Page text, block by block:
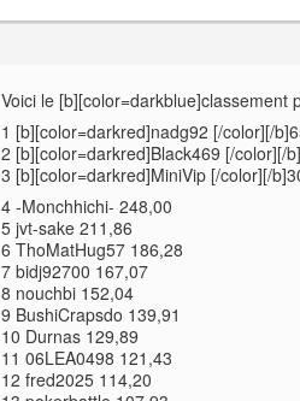
Voici le [b][color=darkblue]classement
1 [b][color=darkred]nadg92 [/color][/
2 [b][color=darkred]Black469 [/color][/
3 [b][color=darkred]MiniVip [/color][/
4 -Monchhichi- 248,00
5 jvt-sake 211,86
6 ThoMatHug57 186,28
7 bidj92700 167,07
8 nouchbi 152,04
9 BushiCrapsdo 139,91
10 Durnas 129,89
11 06LEA0498 121,43
12 fred2025 114,20